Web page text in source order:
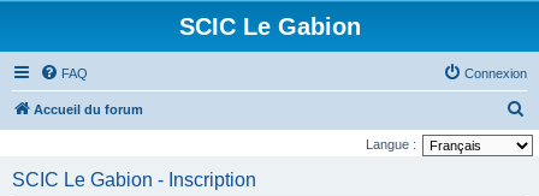
SCIC Le Gabion
FAQ Connexion
Accueil du forum
e
Langue :
SCIC Le Gabion - Inscription